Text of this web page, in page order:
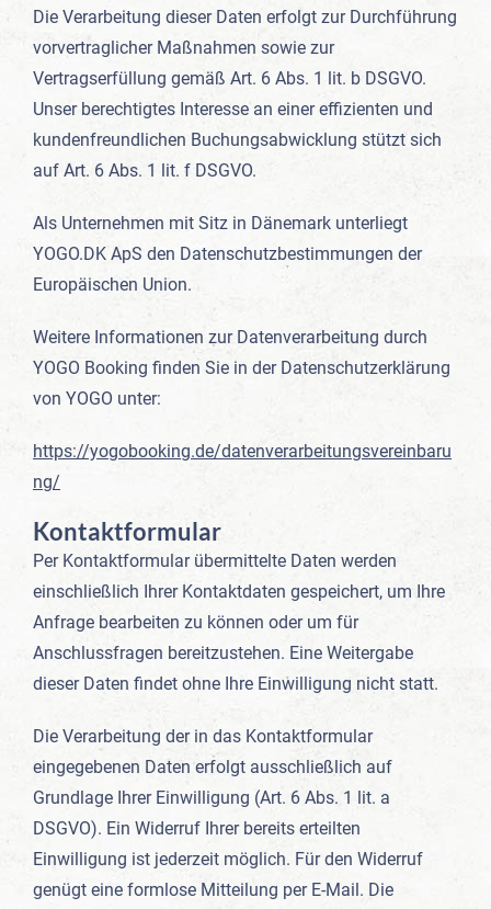
Die Verarbeitung dieser Daten erfolgt zur Durchführung
vorvertraglicher Maßnahmen sowie zur
Vertragserfüllung gemäß Art. 6 Abs. 1 lit. b DSGVO.
Unser berechtigtes Interesse an einer effizienten und
kundenfreundlichen Buchungsabwicklung stützt sich
auf Art. 6 Abs. 1 lit. f DSGVO.
Als Unternehmen mit Sitz in Dänemark unterliegt
YOGO.DK ApS den Datenschutzbestimmungen der
Europäischen Union.
Weitere Informationen zur Datenverarbeitung durch
YOGO Booking finden Sie in der Datenschutzerklärung
von YOGO unter:
https://yogobooking.de/datenverarbeitungsvereinbaru
ng/
Kontaktformular
Per Kontaktformular übermittelte Daten werden
einschließlich Ihrer Kontaktdaten gespeichert, um Ihre
Anfrage bearbeiten zu können oder um für
Anschlussfragen bereitzustehen. Eine Weitergabe
dieser Daten findet ohne Ihre Einwilligung nicht statt.
Die Verarbeitung der in das Kontaktformular
eingegebenen Daten erfolgt ausschließlich auf
Grundlage Ihrer Einwilligung (Art. 6 Abs. 1 lit. a
DSGVO). Ein Widerruf Ihrer bereits erteilten
Einwilligung ist jederzeit möglich. Für den Widerruf
genügt eine formlose Mitteilung per E-Mail. Die